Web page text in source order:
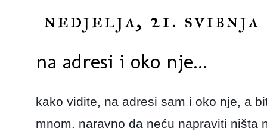
nedjelja, 21. svibnja
na adresi i oko nje...
kako vidite, na adresi sam i oko nje, a
mnom. naravno da neću napraviti ništa